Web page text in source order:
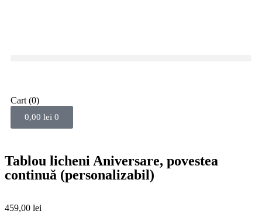
Cart (0)
0,00 lei 0
Tablou licheni Aniversare, povestea
continuă (personalizabil)
459,00 lei